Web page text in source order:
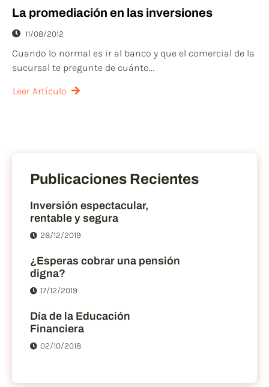
La promediación en las inversiones
11/08/2012
Cuando lo normal es ir al banco y que el comercial de la
sucursal te pregunte de cuánto...
Leer Artículo
Publicaciones Recientes
Inversión espectacular,
rentable y segura
28/12/2019
¿Esperas cobrar una pensión
digna?
17/12/2019
Día de la Educación
Financiera
02/10/2018